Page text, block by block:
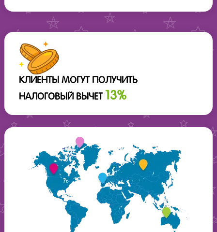
КЛИЕНТЫ МОГУТ ПОЛУЧИТЬ
НАЛОГОВЫЙ ВЫЧЕТ
13%